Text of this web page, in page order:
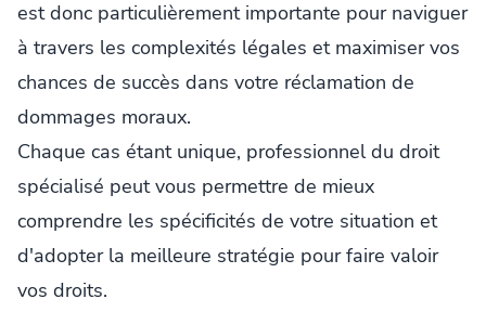
est donc particulièrement importante pour naviguer
à travers les complexités légales et maximiser vos
chances de succès dans votre réclamation de
dommages moraux.
Chaque cas étant unique, professionnel du droit
spécialisé peut vous permettre de mieux
comprendre les spécificités de votre situation et
d'adopter la meilleure stratégie pour faire valoir
vos droits.